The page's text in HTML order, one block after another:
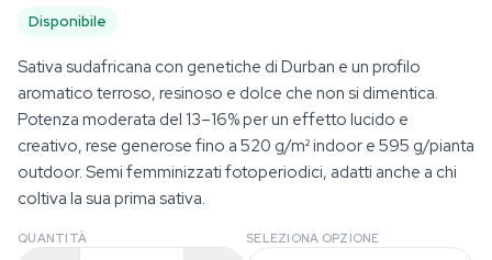
Disponibile
Sativa sudafricana con genetiche di Durban e un profilo
aromatico terroso, resinoso e dolce che non si dimentica.
Potenza moderata del 13–16% per un effetto lucido e
creativo, rese generose fino a 520 g/m² indoor e 595 g/pianta
outdoor. Semi femminizzati fotoperiodici, adatti anche a chi
coltiva la sua prima sativa.
QUANTITÀ SELEZIONA OPZIONE